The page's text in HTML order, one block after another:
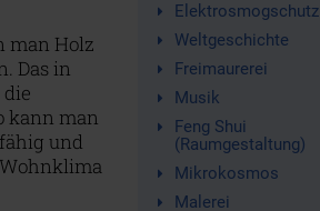
man Holz
Das in
kann man
und
Elektrosmogschutz
Weltgeschichte
Freimaurerei
Musik
Feng Shui
(Raumgestaltung)
Mikrokosmos
Malerei